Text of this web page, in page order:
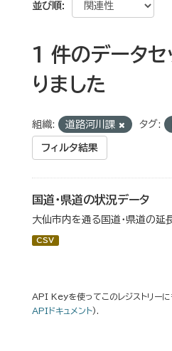
並び順
1 件のデータセ
りました
組織: 道路河川課 タグ:
フィルタ結果
国道・県道の状況データ
大仙市内を通る国道・県道の延
CSV
API Keyを使ってこのレジストリー
APIドキュメント).